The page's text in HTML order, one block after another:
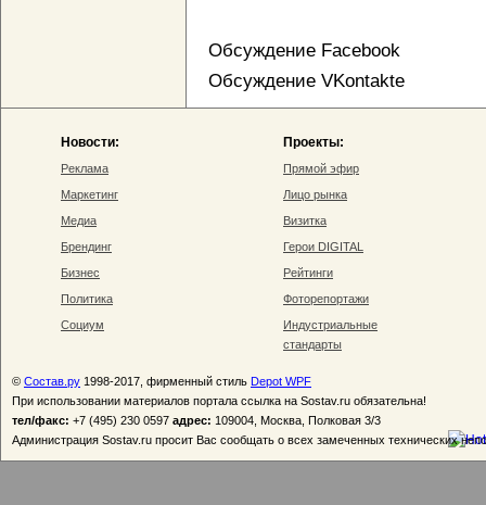
Обсуждение Facebook
Обсуждение VKontakte
Новости:
Реклама
Маркетинг
Медиа
Брендинг
Бизнес
Политика
Социум
Проекты:
Прямой эфир
Лицо рынка
Визитка
Герои DIGITAL
Рейтинги
Фоторепортажи
Индустриальные
стандарты
© Состав.ру 1998-2017, фирменный стиль Depot WPF
При использовании материалов портала ссылка на Sostav.ru обязательна!
тел/факс: +7 (495) 230 0597 адрес: 109004, Москва, Полковая 3/3
Администрация Sostav.ru просит Вас сообщать о всех замеченных технических